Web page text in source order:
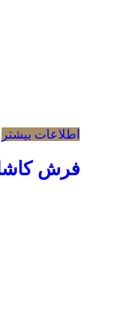
اطلاعات بیشتر
فرش